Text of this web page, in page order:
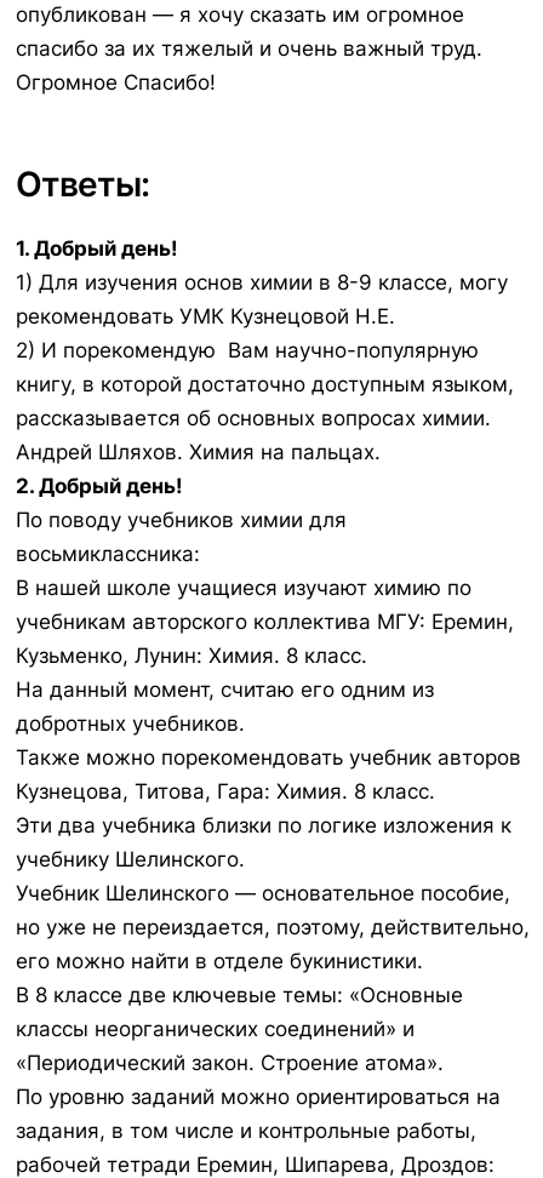
опубликован — я хочу сказать им огромное
спасибо за их тяжелый и очень важный труд.
Огромное Спасибо!
Ответы:
1. Добрый день!
1) Для изучения основ химии в 8-9 классе, могу
рекомендовать УМК Кузнецовой Н.Е.
2) И порекомендую Вам научно-популярную
книгу, в которой достаточно доступным языком,
рассказывается об основных вопросах химии.
Андрей Шляхов. Химия на пальцах.
2. Добрый день!
По поводу учебников химии для
восьмиклассника:
В нашей школе учащиеся изучают химию по
учебникам авторского коллектива МГУ: Еремин,
Кузьменко, Лунин: Химия. 8 класс.
На данный момент, считаю его одним из
добротных учебников.
Также можно порекомендовать учебник авторов
Кузнецова, Титова, Гара: Химия. 8 класс.
Эти два учебника близки по логике изложения к
учебнику Шелинского.
Учебник Шелинского — основательное пособие,
но уже не переиздается, поэтому, действительно,
его можно найти в отделе букинистики.
В 8 классе две ключевые темы: «Основные
классы неорганических соединений» и
«Периодический закон. Строение атома».
По уровню заданий можно ориентироваться на
задания, в том числе и контрольные работы,
рабочей тетради Еремин, Шипарева, Дроздов: